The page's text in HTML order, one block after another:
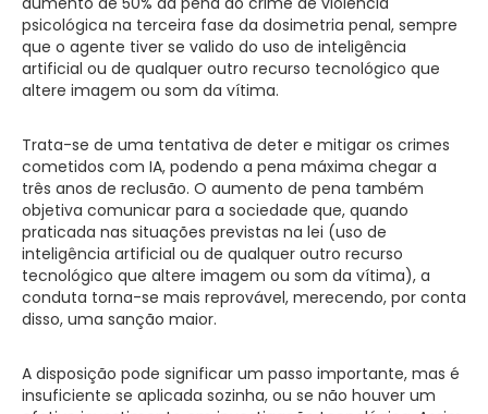
psicológica na terceira fase da dosimetria penal, sempre
que o agente tiver se valido do uso de inteligência
artificial ou de qualquer outro recurso tecnológico que
altere imagem ou som da vítima.
Trata-se de uma tentativa de deter e mitigar os crimes
cometidos com IA, podendo a pena máxima chegar a
três anos de reclusão. O aumento de pena também
objetiva comunicar para a sociedade que, quando
praticada nas situações previstas na lei (uso de
inteligência artificial ou de qualquer outro recurso
tecnológico que altere imagem ou som da vítima), a
conduta torna-se mais reprovável, merecendo, por conta
disso, uma sanção maior.
A disposição pode significar um passo importante, mas é
insuficiente se aplicada sozinha, ou se não houver um